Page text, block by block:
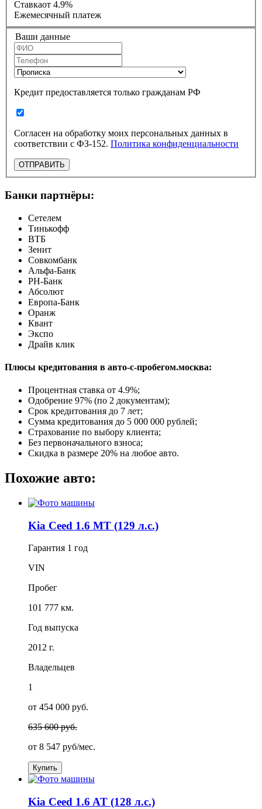
Ставкаот 4.9%
Ежемесячный платеж
Ваши данные
Кредит предоставляется только гражданам РФ
Согласен на обработку моих персональных данных в
соответствии с ФЗ-152. Политика конфиденциальности
ОТПРАВИТЬ
Банки партнёры:
Сетелем
Тинькофф
ВТБ
Зенит
Совкомбанк
Альфа-Банк
РН-Банк
Абсолют
Европа-Банк
Оранж
Квант
Экспо
Драйв клик
Плюсы кредитования в авто-с-пробегом.москва:
Процентная ставка от 4.9%;
Одобрение 97% (по 2 документам);
Срок кредитования до 7 лет;
Сумма кредитования до 5 000 000 рублей;
Страхование по выбору клиента;
Без первоначального взноса;
Скидка в размере 20% на любое авто.
Похожие авто:
Kia Ceed 1.6 MT (129 л.с.)
Гарантия 1 год
VIN
Пробег
101 777 км.
Год выпуска
2012 г.
Владельцев
1
от 454 000 руб.
635 600 руб.
от 8 547 руб/мес.
Купить
Kia Ceed 1.6 AT (128 л.с.)